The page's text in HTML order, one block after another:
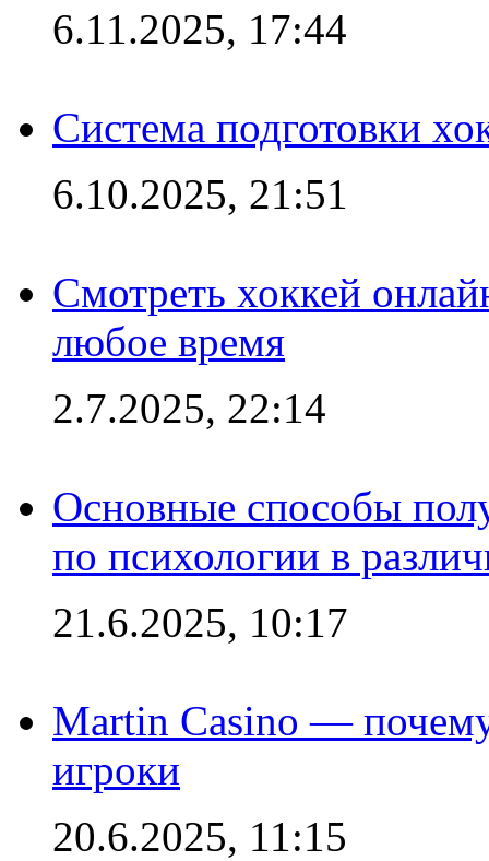
6.11.2025, 17:44
Система подготовки
6.10.2025, 21:51
Смотреть хоккей
любое время
2.7.2025, 22:14
Основные способы
по психологии в
21.6.2025, 10:17
Martin Casino —
игроки
20.6.2025, 11:15